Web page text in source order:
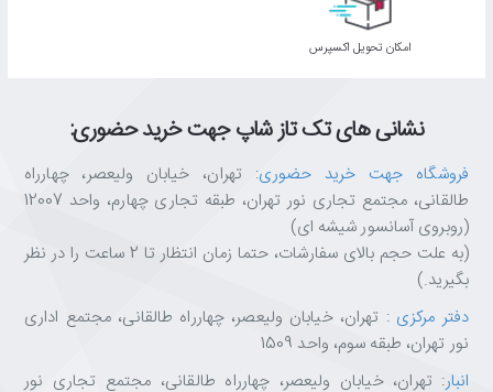
اﻣﮑﺎن ﺗﺤﻮﯾﻞ اﮐﺴﭙﺮس
نشانی های تک تاز شاپ جهت خرید حضوری:
فروشگاه جهت خرید حضوری: تهران، خیابان ولیعصر، چهارراه
طالقانی، مجتمع تجاری نور تهران، طبقه تجاری چهارم، واحد 12007
(روبروی آسانسور شیشه ای)
(به علت حجم بالای سفارشات، حتما زمان انتظار تا 2 ساعت را در نظر
بگیرید.)
دفتر مرکزی : تهران، خیابان ولیعصر، چهارراه طالقانی، مجتمع اداری
نور تهران، طبقه سوم، واحد 1509
انبار: تهران، خیابان ولیعصر، چهارراه طالقانی، مجتمع تجاری نور